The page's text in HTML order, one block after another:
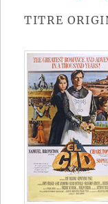
TITRE